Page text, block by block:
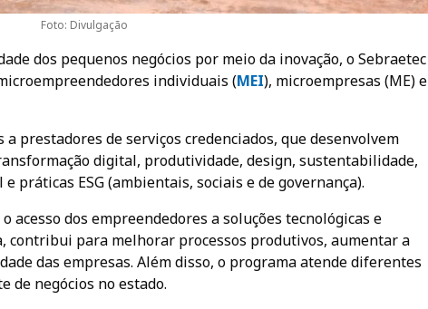
Foto: Divulgação
dos pequenos negócios por meio da inovação, o Sebraetec
individuais (MEI), microempresas (ME) e
prestadores de serviços credenciados, que desenvolvem
digital, produtividade, design, sustentabilidade,
ESG (ambientais, sociais e de governança).
acesso dos empreendedores a soluções tecnológicas e
contribui para melhorar processos produtivos, aumentar a
das empresas. Além disso, o programa atende diferentes
de negócios no estado.